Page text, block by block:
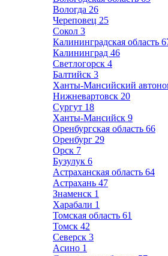
Вологда 26
Череповец 25
Сокол 3
Калининградская область
Калининград 46
Светлогорск 4
Балтийск 3
Ханты-Мансийский
Нижневартовск 20
Сургут 18
Ханты-Мансийск 9
Оренбургская область 66
Оренбург 29
Орск 7
Бузулук 6
Астраханская область 64
Астрахань 47
Знаменск 1
Харабали 1
Томская область 61
Томск 42
Северск 3
Асино 1